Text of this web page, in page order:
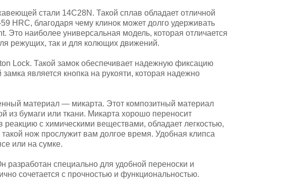
стали 14C28N. Такой сплав обладает отличной
HRC, благодаря чему клинок может долго удерживать
наиболее универсальная модель, которая отличается
режущих, так и для колющих движений.
Lock. Такой замок обеспечивает надежную фиксацию
является кнопка на рукояти, которая надежно
материал — микарта. Этот композитный материал
из бумаги или ткани. Микарта хорошо переносит
с химическими веществами, обладает легкостью,
нож прослужит вам долгое время. Удобная клипса
или на сумке.
специально для удобной переноски и
сочетается с прочностью и функциональностью.